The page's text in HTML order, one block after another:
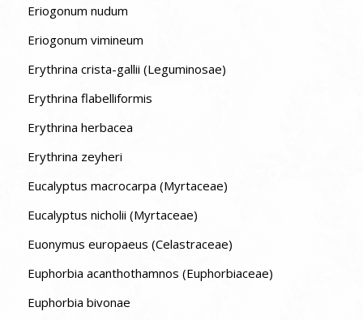
Eriogonum nudum
Eriogonum vimineum
Erythrina crista-gallii (Leguminosae)
Erythrina flabelliformis
Erythrina herbacea
Erythrina zeyheri
Eucalyptus macrocarpa (Myrtaceae)
Eucalyptus nicholii (Myrtaceae)
Euonymus europaeus (Celastraceae)
Euphorbia acanthothamnos (Euphorbiaceae)
Euphorbia bivonae